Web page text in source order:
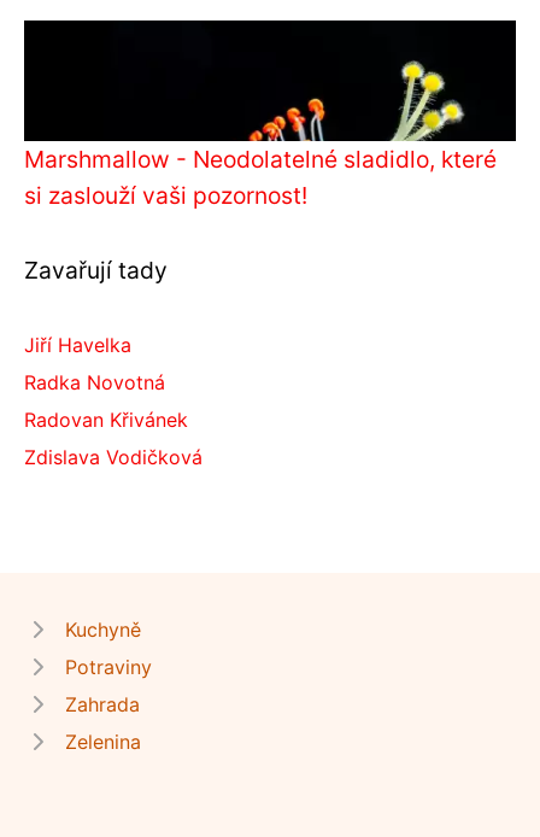
Marshmallow - Neodolatelné sladidlo, které
si zaslouží vaši pozornost!
Zavařují tady
Jiří Havelka
Radka Novotná
Radovan Křivánek
Zdislava Vodičková
Kuchyně
Potraviny
Zahrada
Zelenina